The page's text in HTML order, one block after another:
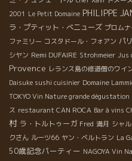
2001 Le Petit Domaine PHILIPPE
ラ・プティット・べニューズ プロム
ファミリー コスタドール・フォアン パ
シヤン Remi DUFAIRE Strohmeier Jus
Provence レランス島の修道僧のワイ
Daisuke sushi cuisinier Domaine
TOKYO Vin Nature grande dégustation
ス restaurant CAN ROCA Bar à vins
村 ラ・トルトゥーガ Fred 満月 シャ
クさん ルーツ66 ヤン・ベルトラン La
50歳記念パーティー NAGOYA Vin